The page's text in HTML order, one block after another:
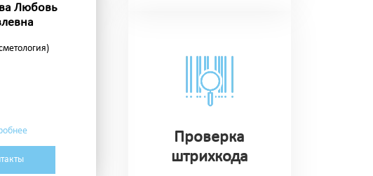
Любовь
Проверка
штрихкода